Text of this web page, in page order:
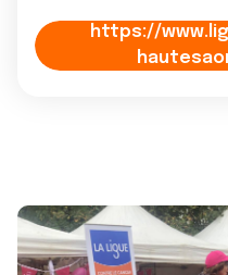
https://